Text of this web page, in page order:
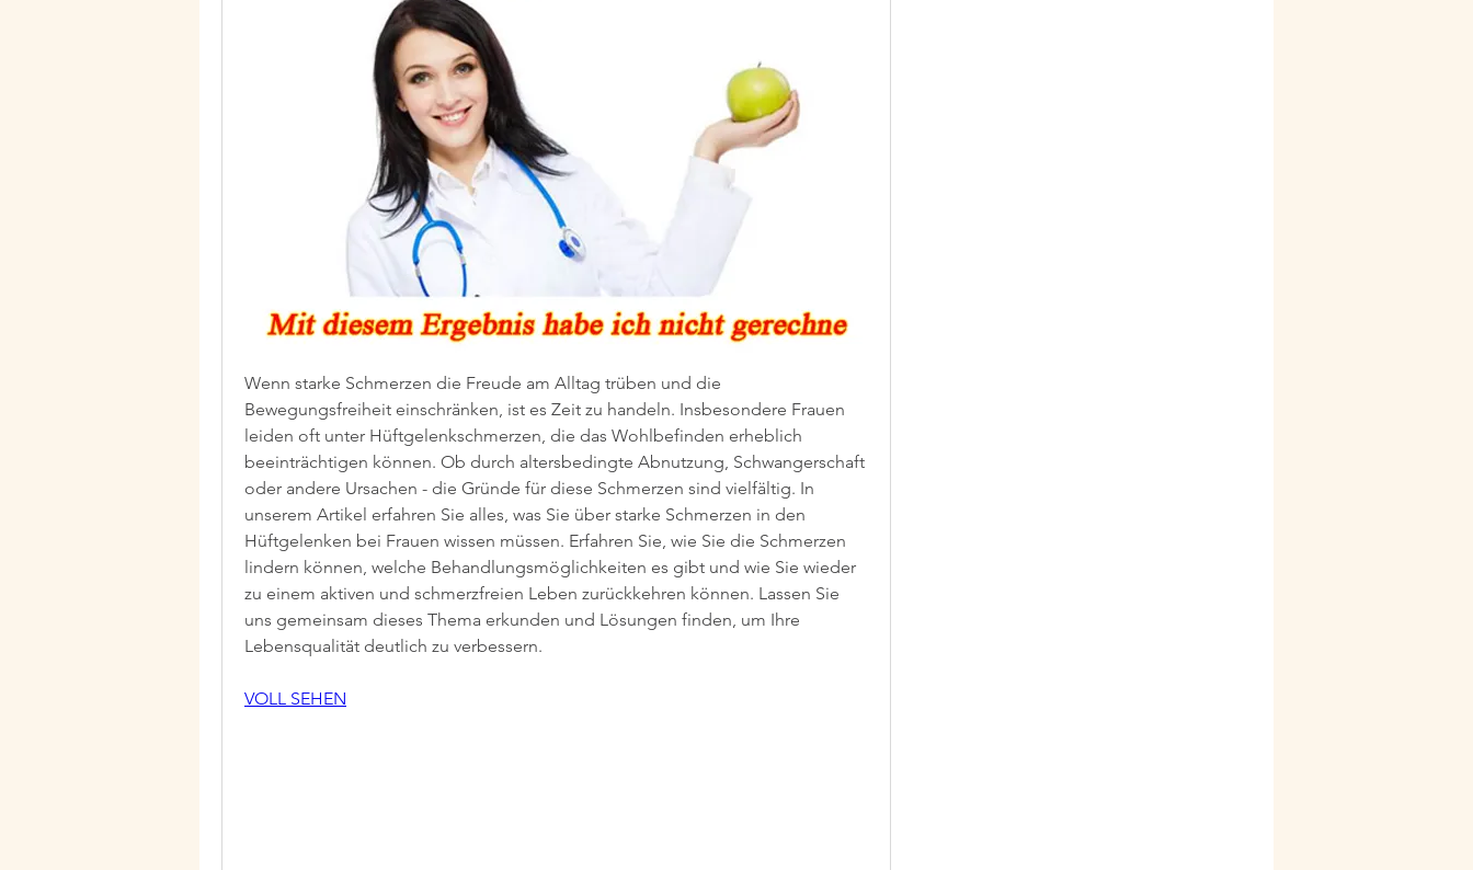
Wenn starke Schmerzen die Freude am Alltag trüben und die
Bewegungsfreiheit einschränken, ist es Zeit zu handeln. Insbesondere Frauen
leiden oft unter Hüftgelenkschmerzen, die das Wohlbefinden erheblich
beeinträchtigen können. Ob durch altersbedingte Abnutzung, Schwangerschaft
oder andere Ursachen - die Gründe für diese Schmerzen sind vielfältig. In
unserem Artikel erfahren Sie alles, was Sie über starke Schmerzen in den
Hüftgelenken bei Frauen wissen müssen. Erfahren Sie, wie Sie die Schmerzen
lindern können, welche Behandlungsmöglichkeiten es gibt und wie Sie wieder
zu einem aktiven und schmerzfreien Leben zurückkehren können. Lassen Sie
uns gemeinsam dieses Thema erkunden und Lösungen finden, um Ihre
Lebensqualität deutlich zu verbessern.
VOLL SEHEN